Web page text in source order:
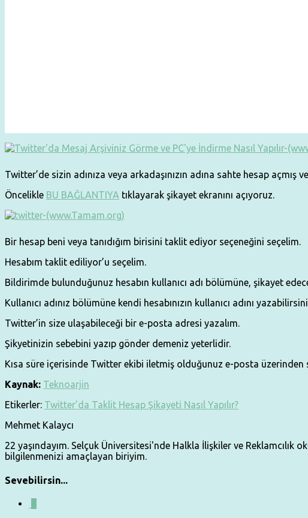
Twitter’de sizin adınıza veya arkadaşınızın adına sahte hesap
Öncelikle BU BAĞLANTIYA tıklayarak şikayet ekranını açıyoruz.
Bir hesap beni veya tanıdığım birisini taklit ediyor seçeneğini seçelim.
Hesabım taklit ediliyor’u seçelim.
Bildirimde bulunduğunuz hesabın kullanıcı adı bölümüne, şikayet
Kullanıcı adınız bölümüne kendi hesabınızın kullanıcı adını
Twitter’in size ulaşabileceği bir e-posta adresi yazalım.
Şikyetinizin sebebini yazıp gönder demeniz yeterlidir.
Kısa süre içerisinde Twitter ekibi iletmiş olduğunuz e-posta üzerinden
Kaynak: Teknoarjin
Etikerler: Twitter’da Taklit Hesap Şikayeti Nasıl Yapılır?
Mehmet Kalaycı
22 yaşındayım. Selçuk Üniversitesi'nde Halkla İlişkiler ve
bilgilenmenizi amaçlayan biriyim.
Sevebilirsin...